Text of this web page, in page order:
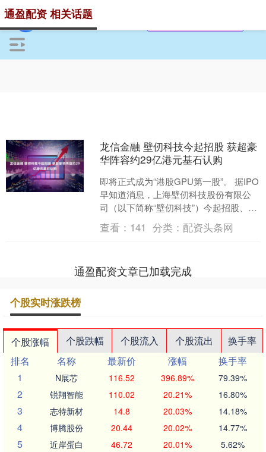
通盈配资 相关话题
龙信金融 壁仞科技今起招股 获超豪
华阵容约29亿港元基石认购
即将正式成为“港股GPU第一股”。 据IPO
早知道消息，上海壁仞科技股份有限公
司（以下简称“壁仞科技”）今起招股、至
29日结束，并计划于2026年1月2日正式
以....
查看： 141 分类： 配资头条网
通盈配资文章已加载完成
个股实时涨跌榜
个股涨幅 个股跌幅 个股流入 个股流出
换手率
排名
名称 最新价 涨幅
换手率
1
N展芯 116.52 396.89% 79.39%
2 锐翔智能 110.02 20.21% 16.80%
3 志特新材 14.8 20.03% 14.18%
4 博腾股份 20.44 20.02% 14.77%
5 近岸蛋白 46.72 20.01% 5.62%